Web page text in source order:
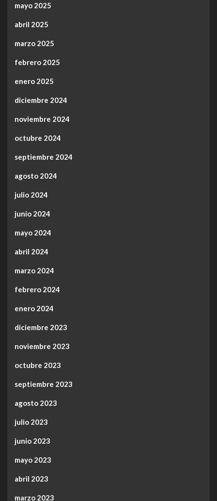
mayo 2025
abril 2025
marzo 2025
febrero 2025
enero 2025
diciembre 2024
noviembre 2024
octubre 2024
septiembre 2024
agosto 2024
julio 2024
junio 2024
mayo 2024
abril 2024
marzo 2024
febrero 2024
enero 2024
diciembre 2023
noviembre 2023
octubre 2023
septiembre 2023
agosto 2023
julio 2023
junio 2023
mayo 2023
abril 2023
marzo 2023